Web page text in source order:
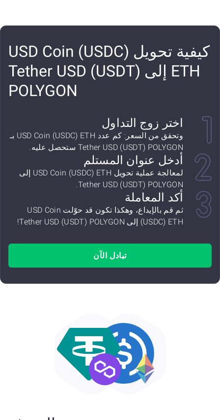
كيفية تحويل USD Coin (USDC)
ETH إلى Tether USD (USDT)
POLYGON
اختر زوج التداول
وتحقق من السعر: كم عدد USD Coin (USDC) ETH بـ
Tether USD (USDT) POLYGON ستحصل عليه.
أدخل عنوان المستلم
لمعالجة عملية تحويل USD Coin (USDC) ETH إلى
Tether USD (USDT) POLYGON.
أكد المعاملة
ثم قم بالإيداع، وهكذا تكون قد حوّلت USD Coin
(USDC) ETH إلى Tether USD (USDT) POLYGON!
تبادل الآن